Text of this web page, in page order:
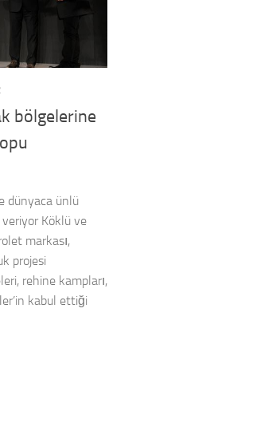
bölgelerine
dünyaca ünlü
Köklü ve
markası,
projesi
rehine kampları,
kabul ettiği